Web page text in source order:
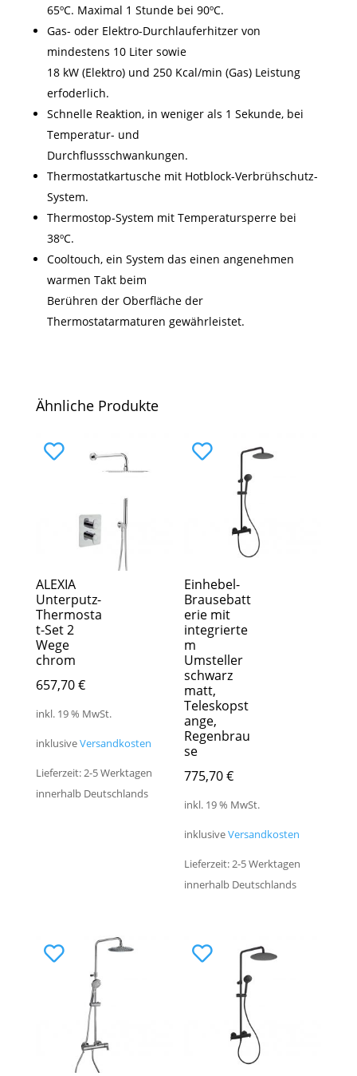
65ºC. Maximal 1 Stunde bei 90ºC.
Gas- oder Elektro-Durchlauferhitzer von
mindestens 10 Liter sowie
18 kW (Elektro) und 250 Kcal/min (Gas) Leistung
erfoderlich.
Schnelle Reaktion, in weniger als 1 Sekunde, bei
Temperatur- und
Durchflussschwankungen.
Thermostatkartusche mit Hotblock-Verbrühschutz-
System.
Thermostop-System mit Temperatursperre bei
38ºC.
Cooltouch, ein System das einen angenehmen
warmen Takt beim
Berühren der Oberfläche der
Thermostatarmaturen gewährleistet.
Ähnliche Produkte
ALEXIA
Unterputz-
Thermosta
t-Set 2
Wege
chrom
657,70€
inkl. 19 % MwSt.
inklusiveVersandkosten
Lieferzeit: 2-5 Werktagen
innerhalb Deutschlands
Einhebel-
Brausebatt
erie mit
integrierte
m
Umsteller
schwarz
matt,
Teleskopst
ange,
Regenbrau
se
775,70€
inkl. 19 % MwSt.
inklusiveVersandkosten
Lieferzeit: 2-5 Werktagen
innerhalb Deutschlands